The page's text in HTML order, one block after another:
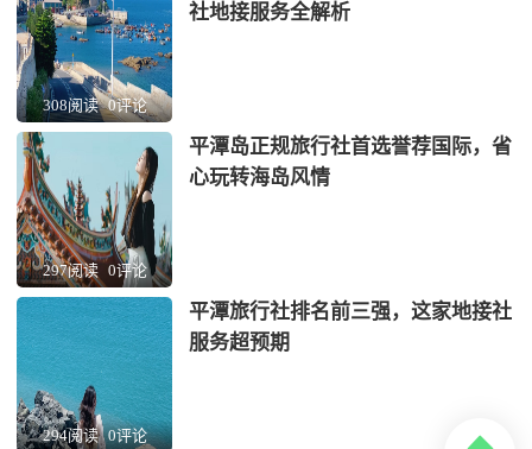
308阅读 0评论
社地接服务全解析
297阅读 0评论
平潭岛正规旅行社首选誉荐国际，省
心玩转海岛风情
294阅读 0评论
平潭旅行社排名前三强，这家地接社
服务超预期